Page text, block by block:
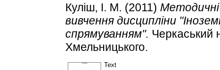
Куліш, І. М. (2011) Методичні
вивчення дисципліни
спрямуванням". Черкаський
Хмельницького.
Text